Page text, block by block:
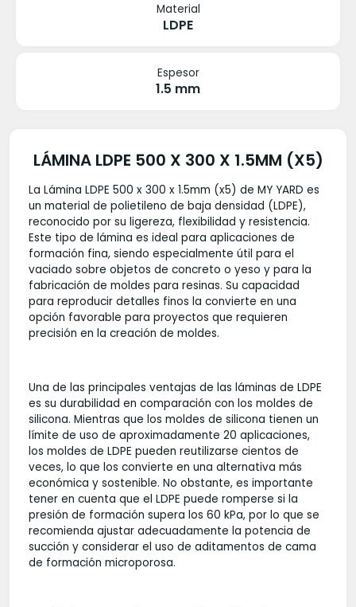
Material
LDPE
Espesor
1.5 mm
LÁMINA LDPE 500 X 300 X 1.5MM (X5)
La Lámina LDPE 500 x 300 x 1.5mm (x5) de MY YARD es
un material de polietileno de baja densidad (LDPE),
reconocido por su ligereza, flexibilidad y resistencia.
Este tipo de lámina es ideal para aplicaciones de
formación fina, siendo especialmente útil para el
vaciado sobre objetos de concreto o yeso y para la
fabricación de moldes para resinas. Su capacidad
para reproducir detalles finos la convierte en una
opción favorable para proyectos que requieren
precisión en la creación de moldes.
Una de las principales ventajas de las láminas de LDPE
es su durabilidad en comparación con los moldes de
silicona. Mientras que los moldes de silicona tienen un
límite de uso de aproximadamente 20 aplicaciones,
los moldes de LDPE pueden reutilizarse cientos de
veces, lo que los convierte en una alternativa más
económica y sostenible. No obstante, es importante
tener en cuenta que el LDPE puede romperse si la
presión de formación supera los 60 kPa, por lo que se
recomienda ajustar adecuadamente la potencia de
succión y considerar el uso de aditamentos de cama
de formación microporosa.